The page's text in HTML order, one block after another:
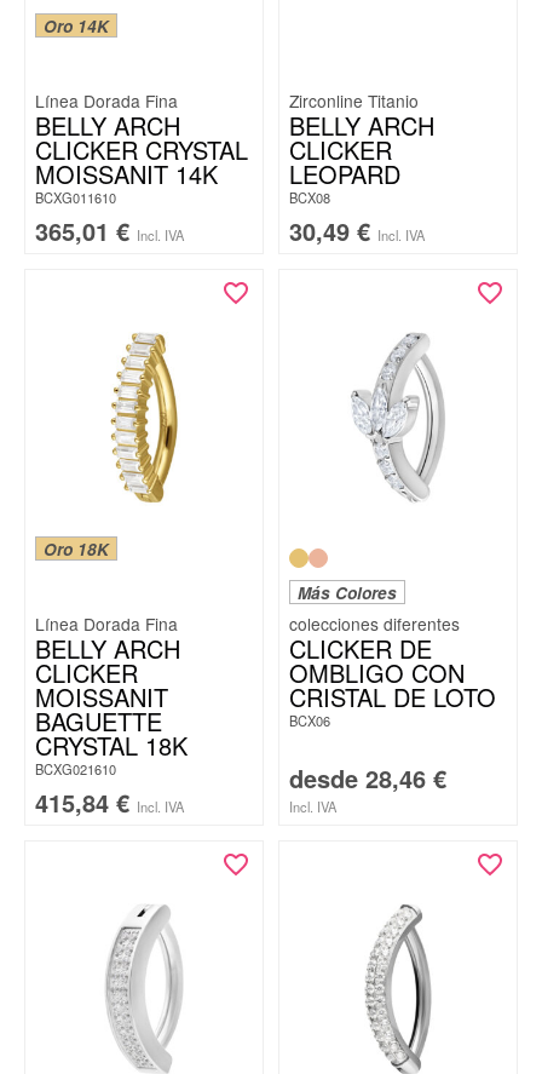
Oro 14K
Línea Dorada Fina
BELLY ARCH
CLICKER CRYSTAL
MOISSANIT 14K
BCXG011610
365,01 € Incl. IVA
Zirconline Titanio
BELLY ARCH
CLICKER
LEOPARD
BCX08
30,49 € Incl. IVA
Oro 18K
Línea Dorada Fina
BELLY ARCH
CLICKER
MOISSANIT
BAGUETTE
CRYSTAL 18K
BCXG021610
415,84 € Incl. IVA
Más Colores
CLICKER DE
OMBLIGO CON
CRISTAL DE LOTO
BCX06
desde 28,46 €
Incl. IVA